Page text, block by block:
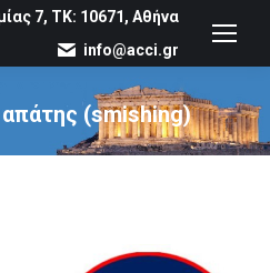
7, ΤΚ: 10671, Αθήνα
info@acci.gr
(smishing)
You are here: